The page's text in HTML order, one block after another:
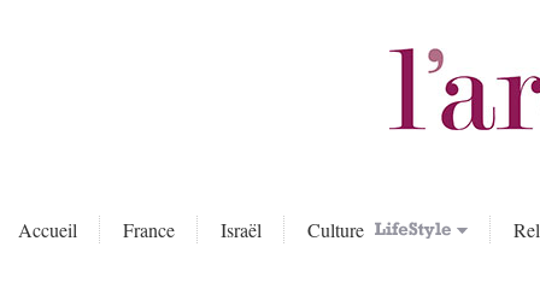
Accueil France Israël Culture